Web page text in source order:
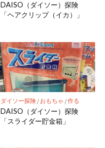
DAISO（ダイソー）探険
「ヘアクリップ（イカ）」
ダイソー探険/ おもちゃ /作る
DAISO（ダイソー）探険
「スライダー貯金箱」